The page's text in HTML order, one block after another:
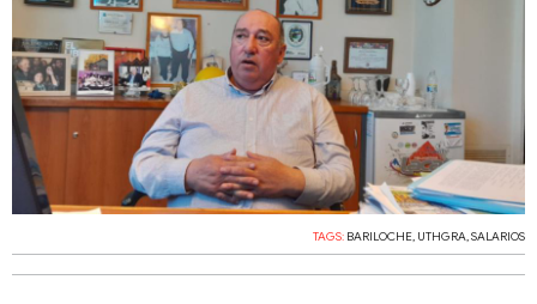
TAGS: BARILOCHE, UTHGRA,SALARIOS